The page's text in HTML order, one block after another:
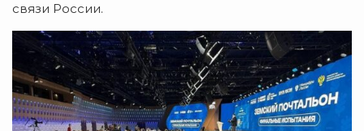
связи России.